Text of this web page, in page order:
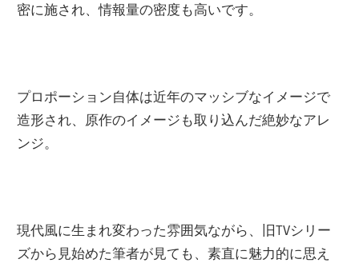
密に施され、情報量の密度も高いです。
プロポーション自体は近年のマッシブなイメージで
造形され、原作のイメージも取り込んだ絶妙なアレ
ンジ。
現代風に生まれ変わった雰囲気ながら、旧TVシリー
ズから見始めた筆者が見ても、素直に魅力的に思え